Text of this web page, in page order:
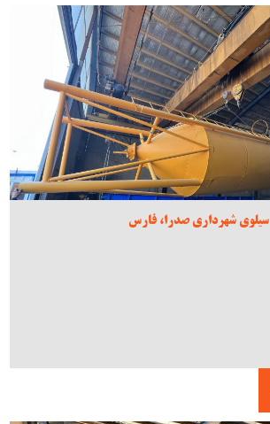
سیلوی شهرداری صدرا، فارس